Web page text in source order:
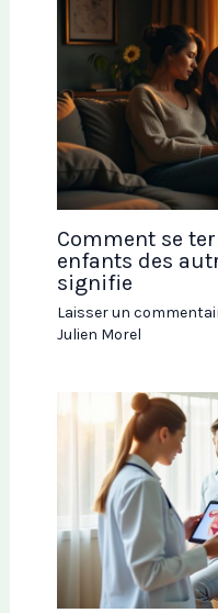
Comment se
enfants des
signifie
Laisser un
Julien Morel